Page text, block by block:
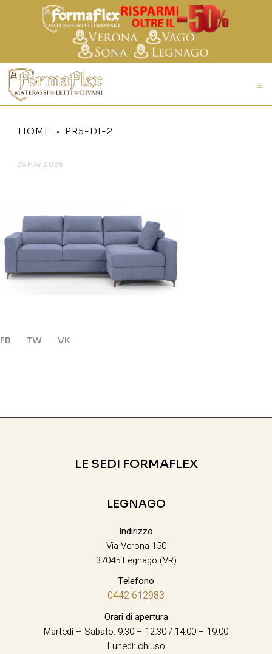
HOME PR5-DI-2
25 MAY 2026
FB TW VK
LE SEDI FORMAFLEX
LEGNAGO
Indirizzo
Via Verona 150
37045 Legnago (VR)
Telefono
0442 612983
Orari di apertura
Martedì – Sabato: 9:30 – 12:30 / 14:00 – 19:00
Lunedì: chiuso